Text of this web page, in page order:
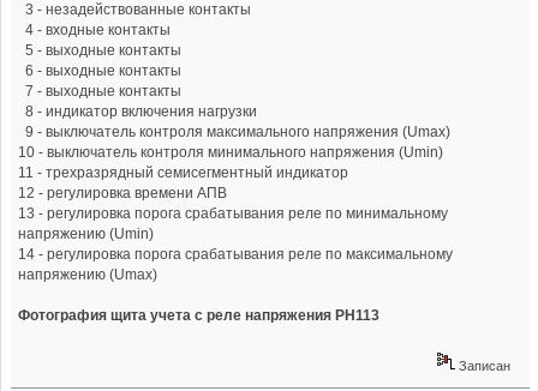
3 - незадействованные контакты
4 - входные контакты
5 - выходные контакты
6 - выходные контакты
7 - выходные контакты
8 - индикатор включения нагрузки
9 - выключатель контроля максимального напряжения (Umax)
10 - выключатель контроля минимального напряжения (Umin)
11 - трехразрядный семисегментный индикатор
12 - регулировка времени АПВ
13 - регулировка порога срабатывания реле по минимальному
напряжению (Umin)
14 - регулировка порога срабатывания реле по максимальному
напряжению (Umax)
Фотография щита учета с реле напряжения РН113
Записан